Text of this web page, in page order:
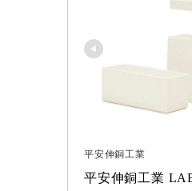
平安伸銅工業
平安伸銅工業